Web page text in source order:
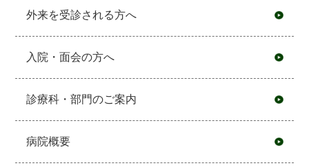
外来を受診される方へ
入院・面会の方へ
診療科・部門のご案内
病院概要